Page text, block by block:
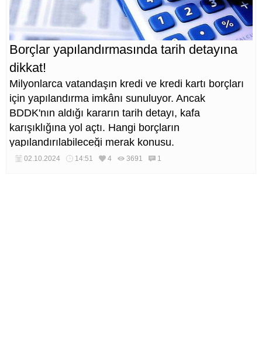
Borçlar yapılandırmasında tarih detayına
dikkat!
Milyonlarca vatandaşın kredi ve kredi kartı borçları
için yapılandırma imkânı sunuluyor. Ancak
BDDK'nın aldığı kararın tarih detayı, kafa
karışıklığına yol açtı. Hangi borçların
yapılandırılabileceği merak konusu.
02.10.2024 14:51 4 3691 1